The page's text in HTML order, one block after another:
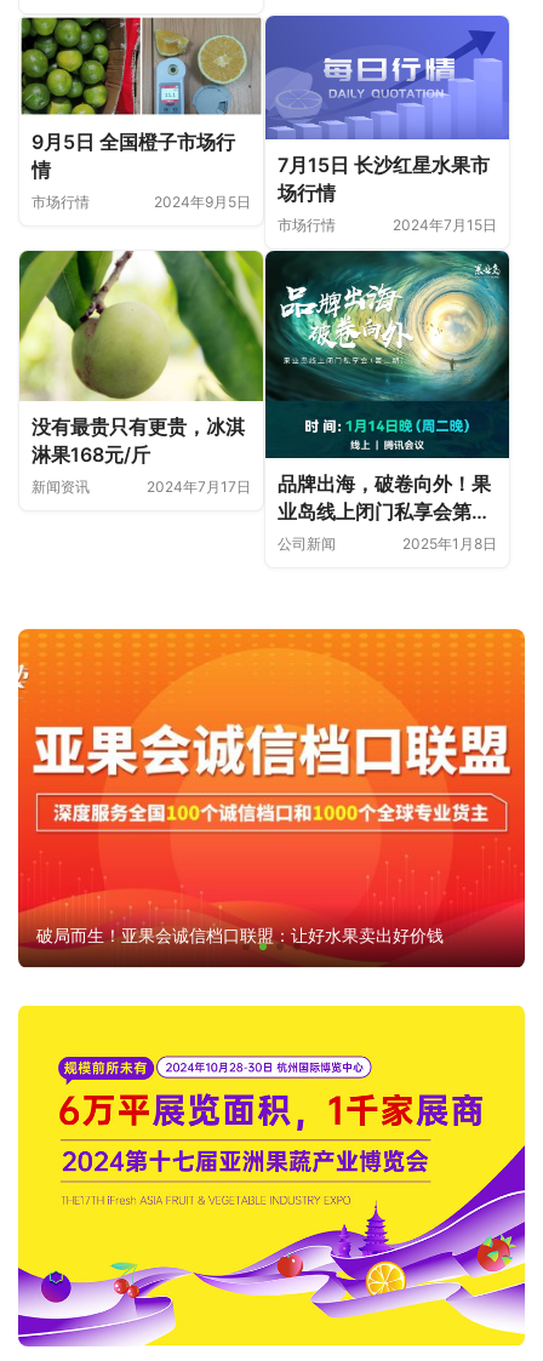
9月5日 全国橙子市场行
情
市场行情 2024年9月5日
7月15日 长沙红星水果市
场行情
市场行情 2024年7月15日
没有最贵只有更贵，冰淇
淋果168元/斤
新闻资讯 2024年7月17日
品牌出海，破卷向外！果
业岛线上闭门私享会第二
期
公司新闻 2025年1月8日
进口榴莲市场“变局”，印尼能否打破泰国与越南的垄断？